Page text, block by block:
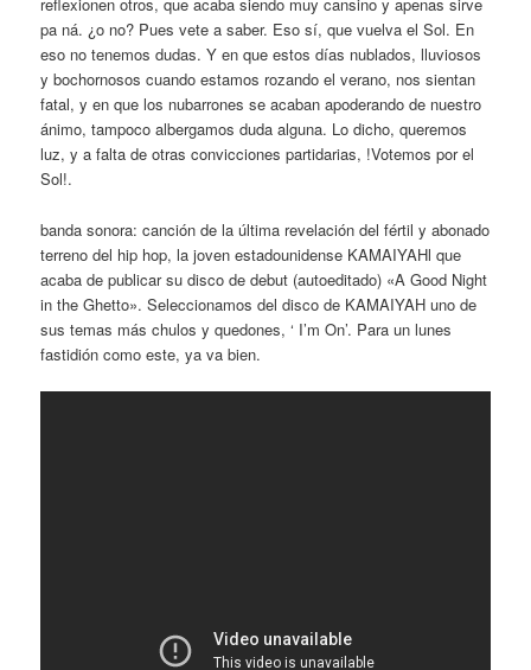
reflexionen otros, que acaba siendo muy cansino y apenas sirve
pa ná. ¿o no? Pues vete a saber. Eso sí, que vuelva el Sol. En
eso no tenemos dudas. Y en que estos días nublados, lluviosos
y bochornosos cuando estamos rozando el verano, nos sientan
fatal, y en que los nubarrones se acaban apoderando de nuestro
ánimo, tampoco albergamos duda alguna. Lo dicho, queremos
luz, y a falta de otras convicciones partidarias, !Votemos por el
Sol!.
banda sonora: canción de la última revelación del fértil y abonado
terreno del hip hop, la joven estadounidense KAMAIYAHl que
acaba de publicar su disco de debut (autoeditado) «A Good Night
in the Ghetto». Seleccionamos del disco de KAMAIYAH uno de
sus temas más chulos y quedones, ‘ I’m On’. Para un lunes
fastidión como este, ya va bien.